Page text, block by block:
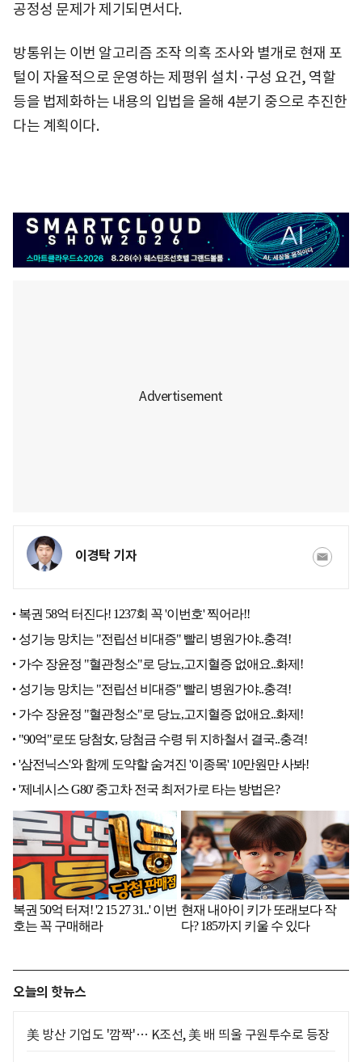
공정성 문제가 제기되면서다.
방통위는 이번 알고리즘 조작 의혹 조사와 별개로 현재 포
털이 자율적으로 운영하는 제평위 설치·구성 요건, 역할
등을 법제화하는 내용의 입법을 올해 4분기 중으로 추진한
다는 계획이다.
이경탁 기자
오늘의 핫뉴스
美 방산 기업도 '깜짝'… K조선, 美 배 띄울 구원투수로 등장